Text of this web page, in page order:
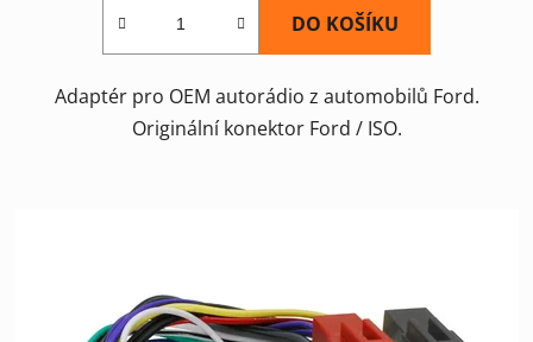
DO KOŠÍKU
Adaptér pro OEM autorádio z automobilů Ford.
Originální konektor Ford / ISO.